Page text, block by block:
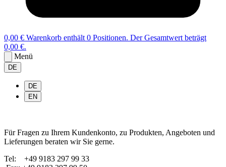
0,00 € Warenkorb enthält 0 Positionen. Der Gesamtwert beträgt
0,00 €.
Menü
DE
DE
EN
Für Fragen zu Ihrem Kundenkonto, zu Produkten, Angeboten und
Lieferungen beraten wir Sie gerne.
Tel: +49 9183 297 99 33